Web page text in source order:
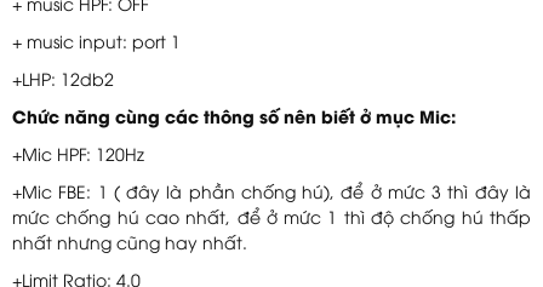
+ music HPF: OFF
+ music input: port 1
+LHP: 12db2
Chức năng cùng các thông số nên biết ở mục Mic:
+Mic HPF: 120Hz
+Mic FBE: 1 ( đây là phần chống hú), để ở mức 3 thì đây là
mức chống hú cao nhất, để ở mức 1 thì độ chống hú thấp
nhất nhưng cũng hay nhất.
+Limit Ratio: 4.0